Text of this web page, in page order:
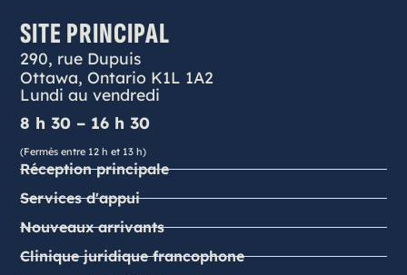
SITE PRINCIPAL
290, rue Dupuis
Ottawa, Ontario K1L 1A2
Lundi au vendredi
8 h 30 – 16 h 30
(Fermés entre 12 h et 13 h)
Réception principale
Services d'appui
Nouveaux arrivants
Clinique juridique francophone